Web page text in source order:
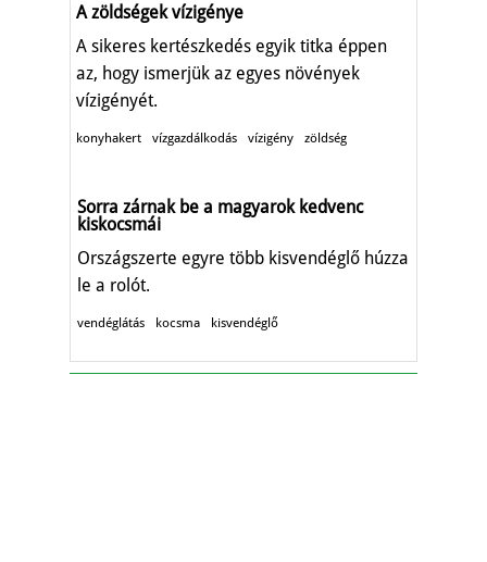
A zöldségek vízigénye
A sikeres kertészkedés egyik titka éppen
az, hogy ismerjük az egyes növények
vízigényét.
konyhakert vízgazdálkodás vízigény zöldség
Sorra zárnak be a magyarok kedvenc
kiskocsmái
Országszerte egyre több kisvendéglő húzza
le a rolót.
vendéglátás kocsma kisvendéglő